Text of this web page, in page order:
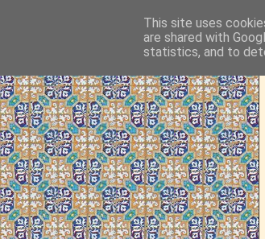
This site uses
are shared with
statistics, and to